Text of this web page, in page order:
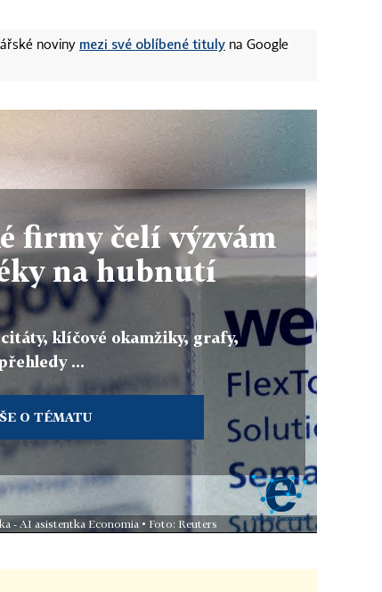
noviny mezi své oblíbené tituly na Google
firmy čelí výzvám
na hubnutí
klíčové okamžiky, grafy,
...
O TÉMATU
- AI asistentka Economia • Foto: Reuters